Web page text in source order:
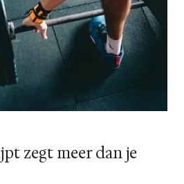
zegt meer dan je